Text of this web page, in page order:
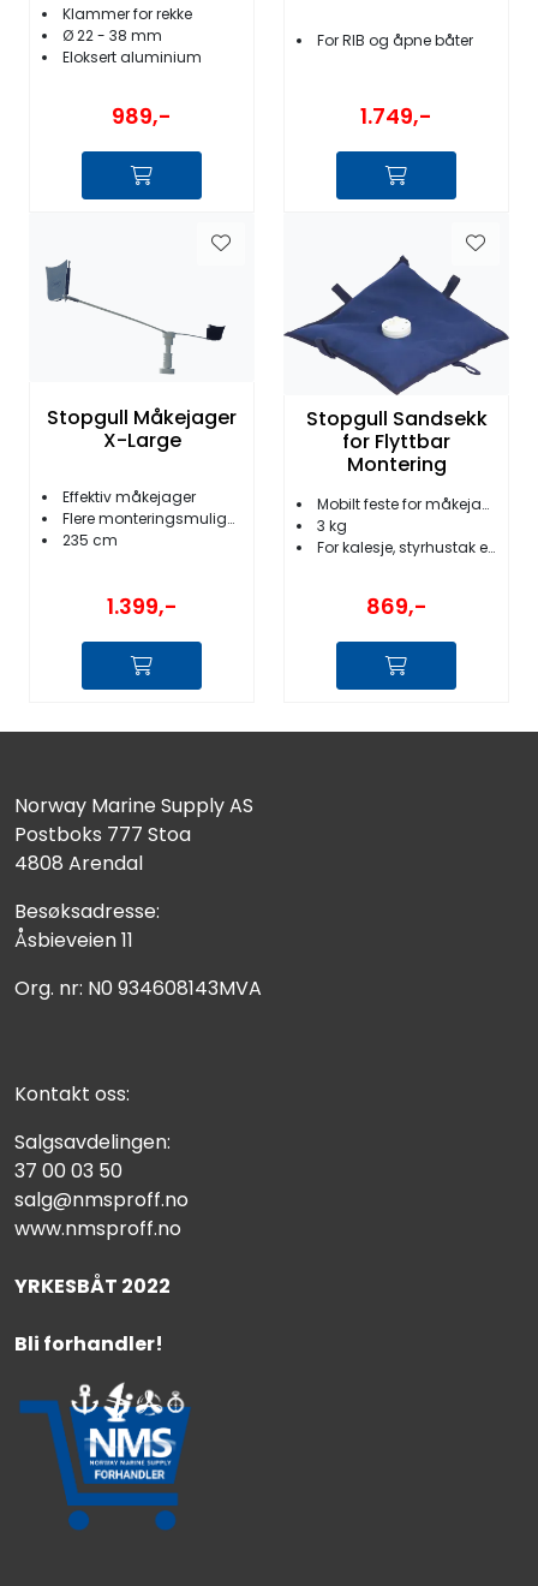
Klammer for rekke
Ø 22 - 38 mm
Eloksert aluminium
989,-
For RIB og åpne båter
1.749,-
Stopgull Måkejager
X-Large
Effektiv måkejager
Flere monteringsmuligheter
235 cm
1.399,-
Stopgull Sandsekk
for Flyttbar
Montering
Mobilt feste for måkejager
3 kg
For kalesje, styrhustak etc.
869,-
Norway Marine Supply AS
Postboks 777 Stoa
4808 Arendal
Besøksadresse:
Åsbieveien 11
Org. nr: N0 934608143MVA
Kontakt oss:
Salgsavdelingen:
37 00 03 50
salg@nmsproff.no
www.nmsproff.no
YRKESBÅT 2022
Bli forhandler!